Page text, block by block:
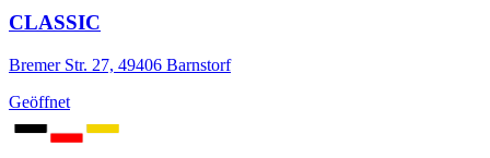
CLASSIC
Bremer Str. 27, 49406 Barnstorf
Geöffnet